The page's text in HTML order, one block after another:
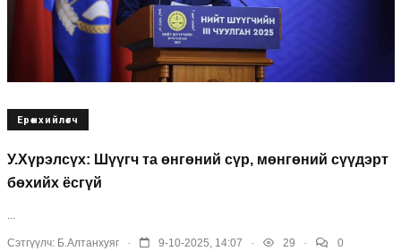
Ерөнхийлөгч
У.Хүрэлсүх: Шүүгч та өнгөний сүр, мөнгөний сүүдэрт
бөхийх ёсгүй
Сэтгүүлч: Б.Алтанхуяг . 9-10-2025, 14:07 . 29 . 0